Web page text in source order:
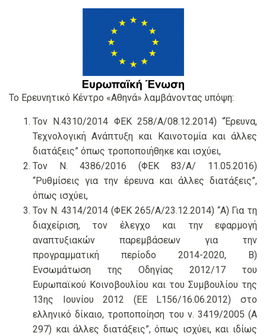
Το Ερευνητικό Κέντρο «Αθηνά» λαμβάνοντας υπόψη:
Τον Ν.4310/2014 ΦΕΚ 258/Α/08.12.2014) “Έρευνα,
Τεχνολογική Ανάπτυξη και Καινοτομία και άλλες
διατάξεις” όπως τροποποιήθηκε και ισχύει,
Τον Ν. 4386/2016 (ΦΕΚ 83/Α/ 11.05.2016)
“Ρυθμίσεις για την έρευνα και άλλες διατάξεις”,
όπως ισχύει,
Τον Ν. 4314/2014 (ΦΕΚ 265/Α/23.12.2014) “Α) Για τη
διαχείριση, τον έλεγχο και την εφαρμογή
αναπτυξιακών παρεμβάσεων για την
προγραμματική περίοδο 2014-2020, Β)
Ενσωμάτωση της Οδηγίας 2012/17 του
Ευρωπαϊκού Κοινοβουλίου και του Συμβουλίου της
13ης Ιουνίου 2012 (ΕΕ L156/16.06.2012) στο
ελληνικό δίκαιο, τροποποίηση του ν. 3419/2005 (Α
297) και άλλες διατάξεις”, όπως ισχύει, και ιδίως